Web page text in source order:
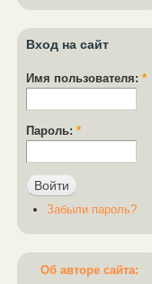
Вход на сайт
Имя пользователя:*
Пароль:*
Забыли пароль?
Об авторе сайта: